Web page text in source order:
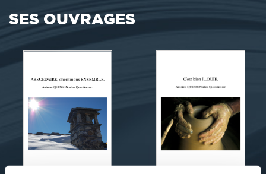
SES OUVRAGES